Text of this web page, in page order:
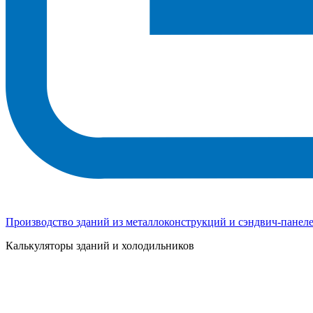
Производство зданий из металлоконструкций и сэндвич-
Калькуляторы зданий и холодильников